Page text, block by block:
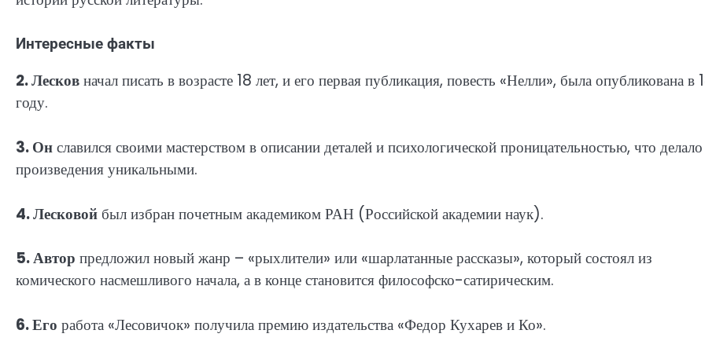
Интересные факты
2. Лесковначал писать в возрасте 18 лет, и его первая публикация, повесть «Нелли», была опубликована в
году.
3. Онславился своими мастерством в описании деталей и психологической проницательностью, что делало
произведения уникальными.
4. Лесковой был избран почетным академиком РАН (Российской академии наук).
5. Автор предложил новый жанр – «рыхлители» или «шарлатанные рассказы», который состоял из
комического насмешливого начала, а в конце становится философско-сатирическим.
6. Его работа «Лесовичок» получила премию издательства «Федор Кухарев и Ко».